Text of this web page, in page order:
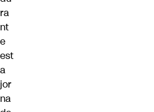
ra
nt
e
est
a
jor
na